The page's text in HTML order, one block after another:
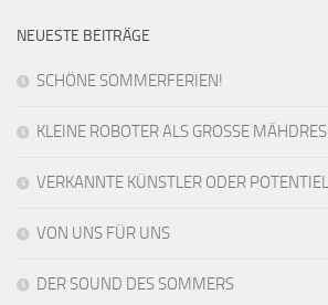
NEUESTE BEITRÄGE
SCHÖNE SOMMERFERIEN!
KLEINE ROBOTER ALS GROSSE
VERKANNTE KÜNSTLER ODER
VON UNS FÜR UNS
DER SOUND DES SOMMERS